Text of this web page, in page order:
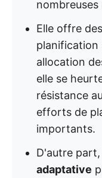
Elle offre
planification
allocation
elle se
résistance
efforts de
importants.
D'autre part,
adaptative